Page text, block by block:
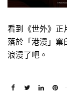
看到《世外》正
落於「港漫」窠
浪漫了吧。